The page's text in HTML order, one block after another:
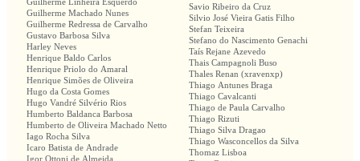
Guilherme Linheira Esquerdo
Guilherme Machado Nunes
Guilherme Redressa de Carvalho
Gustavo Barbosa Silva
Harley Neves
Henrique Baldo Carlos
Henrique Priolo do Amaral
Henrique Simões de Oliveira
Hugo da Costa Gomes
Hugo Vandré Silvério Rios
Humberto Baldanca Barbosa
Humberto de Oliveira Machado Netto
Iago Rocha Silva
Icaro Batista de Andrade
Igor Ottoni de Almeida
Savio Ribeiro da Cruz
Silvio José Vieira Gatis Filho
Stefan Teixeira
Stefano do Nascimento Genachi
Taís Rejane Azevedo
Thais Campagnoli Buso
Thales Renan (xravenxp)
Thiago Antunes Braga
Thiago Cavalcanti
Thiago de Paula Carvalho
Thiago Rizuti
Thiago Silva Dragao
Thiago Wasconcellos da Silva
Thomaz Lisboa